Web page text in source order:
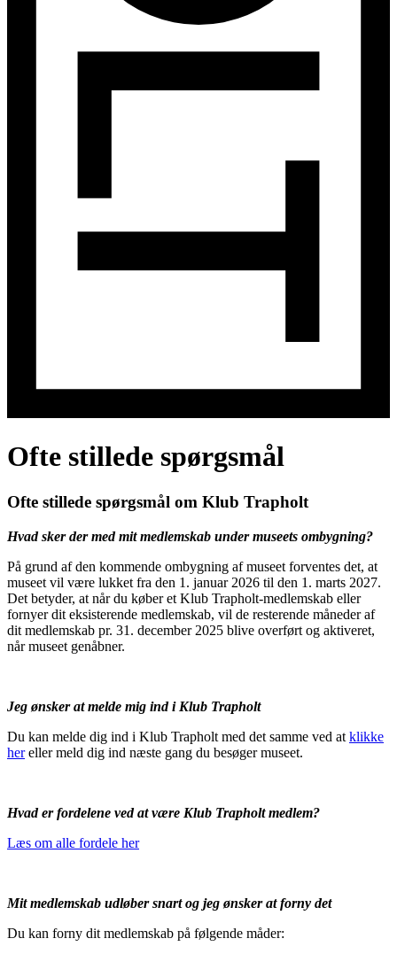
Ofte stillede spørgsmål
Ofte stillede spørgsmål om Klub Trapholt
Hvad sker der med mit medlemskab under museets ombygning?
På grund af den kommende ombygning af museet forventes det, at
museet vil være lukket fra den 1. januar 2026 til den 1. marts 2027.
Det betyder, at når du køber et Klub Trapholt-medlemskab eller
fornyer dit eksisterende medlemskab, vil de resterende måneder af
dit medlemskab pr. 31. december 2025 blive overført og aktiveret,
når museet genåbner.
Jeg ønsker at melde mig ind i Klub Trapholt
Du kan melde dig ind i Klub Trapholt med det samme ved at klikke
hereller meld dig ind næste gang du besøger museet.
Hvad er fordelene ved at være Klub Trapholt medlem?
Læs om alle fordele her
Mit medlemskab udløber snart og jeg ønsker at forny det
Du kan forny dit medlemskab på følgende måder: